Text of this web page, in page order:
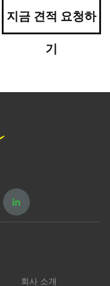
지금 견적 요청하
기
회사 소개